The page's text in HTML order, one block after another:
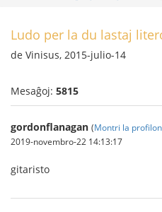
Ludo per la du lastaj
de Vinisus, 2015-julio-14
Mesaĝoj: 5815
gordonflanagan (Montri la profilon
2019-novembro-22 14:13:17
gitaristo